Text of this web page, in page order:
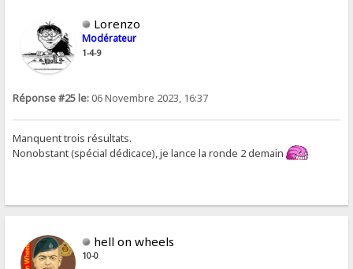
Lorenzo
Modérateur
1-4-9
Réponse #25 le: 06 Novembre 2023, 16:37
Manquent trois résultats.
Nonobstant (spécial dédicace), je lance la ronde 2 demain
hell on wheels
10-0